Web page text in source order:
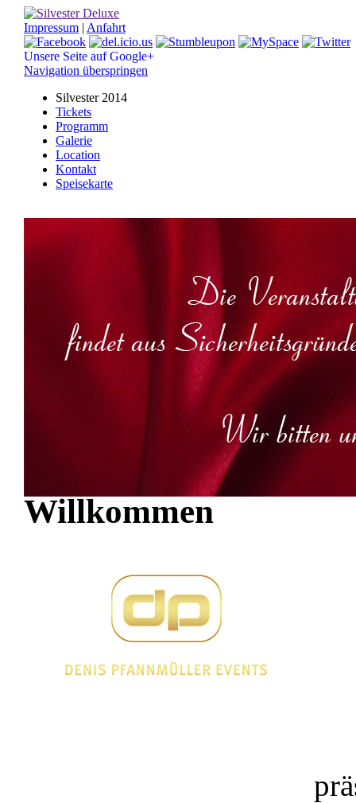
Impressum | Anfahrt
Unsere Seite auf Google+
Navigation überspringen
Silvester 2014
Tickets
Programm
Galerie
Location
Kontakt
Speisekarte
Willkommen